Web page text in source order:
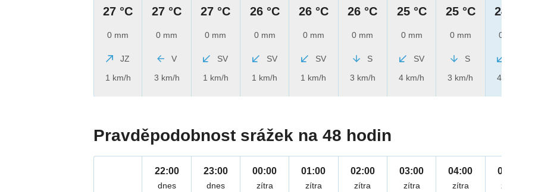
27 °C
0 mm
JZ
1 km/h
27 °C
0 mm
V
3 km/h
27 °C
0 mm
SV
1 km/h
26 °C
0 mm
SV
1 km/h
26 °C
0 mm
SV
1 km/h
26 °C
0 mm
S
3 km/h
25 °C
0 mm
SV
4 km/h
25 °C
0 mm
S
3 km/h
24 °C
0 mm
4 km/h
Pravděpodobnost srážek na 48 hodin
22:00
dnes
23:00
dnes
00:00
zítra
01:00
zítra
02:00
zítra
03:00
zítra
04:00
zítra
05:00
zítra